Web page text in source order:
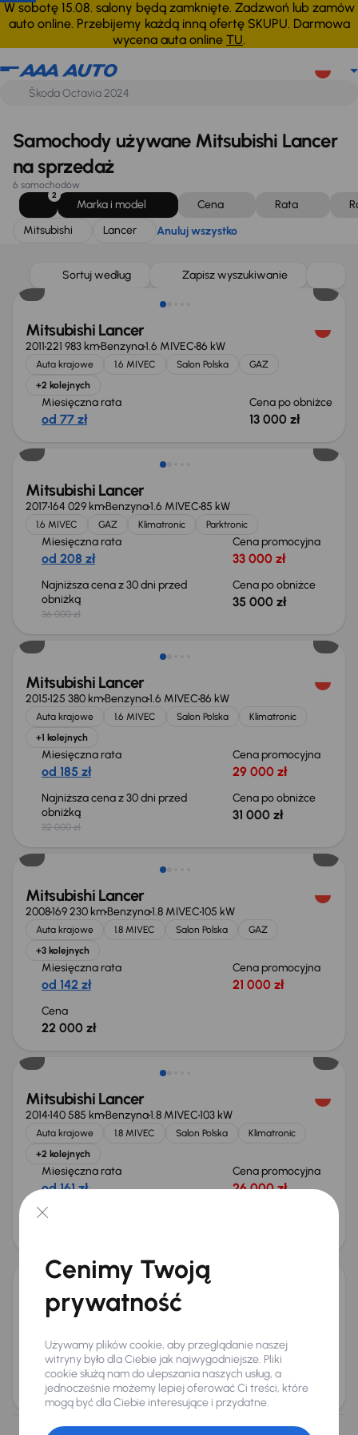
W sobotę 15.08. salony będą zamknięte. Zadzwoń lub zamów
auto online. Przebijemy każdą inną ofertę SKUPU. Darmowa
wycena auta online TU.
Mitsubishi Lancer Anuluj wszystko
Samochody używane Mitsubishi Lancer
na sprzedaż
6 samochodów
2
Marka i model Cena Rata
Mitsubishi
Lancer Anuluj wszystko
Sortuj według Zapisz wyszukiwanie
Taniej o 500 zł
Mitsubishi Lancer
2011221 983 kmBenzyna1.6 MIVEC86 kW
Auta krajowe 1.6 MIVEC Salon Polska
GAZ
+2 kolejnych
Miesięczna rata
od 77 zł
Cena po obniżce
13 000 zł
Taniej o 1 000 zł
Mitsubishi Lancer
2017164 029 kmBenzyna1.6 MIVEC85 kW
1.6 MIVEC GAZ Klimatronic Parktronic
Miesięczna rata
od 208 zł
Cena promocyjna
33 000 zł
Najniższa cena z 30 dni przed
obniżką
36 000 zł
Cena po obniżce
35 000 zł
Taniej o 1 000 zł
Mitsubishi Lancer
2015125 380 kmBenzyna1.6 MIVEC86 kW
Auta krajowe 1.6 MIVEC Salon Polska
Klimatronic
+1 kolejnych
Miesięczna rata
od 185 zł
Cena promocyjna
29 000 zł
Najniższa cena z 30 dni przed
obniżką
32 000 zł
Cena po obniżce
31 000 zł
Mitsubishi Lancer
2008169 230 kmBenzyna1.8 MIVEC105 kW
Auta krajowe 1.8 MIVEC Salon Polska
GAZ
+3 kolejnych
Miesięczna rata
od 142 zł
Cena promocyjna
21 000 zł
Cena
22 000 zł
Mitsubishi Lancer
2014140 585 kmBenzyna1.8 MIVEC103 kW
Auta krajowe 1.8 MIVEC Salon Polska
Klimatronic
+2 kolejnych
Miesięczna rata
od 161 zł
Cena promocyjna
26 000 zł
Cena
Mitsubishi Lancer
2009 292 937 km
+2 kolejnych
Miesięczna rata
od 60 zł
Cena
10 000 zł
Cenimy Twoją
prywatność
Używamy plików cookie, aby przeglądanie naszej
witryny było dla Ciebie jak najwygodniejsze. Pliki
cookie służą nam do ulepszania naszych usług, a
jednocześnie możemy lepiej oferować Ci treści, które
mogą być dla Ciebie interesujące i przydatne.